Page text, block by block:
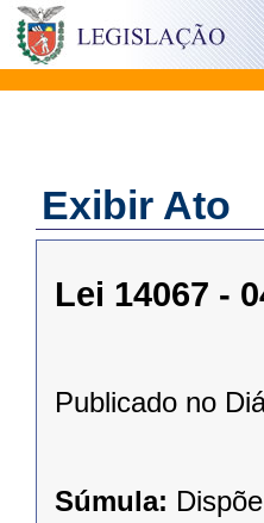
Exibir Ato
Lei 14067 -
Publicado no
Súmula: